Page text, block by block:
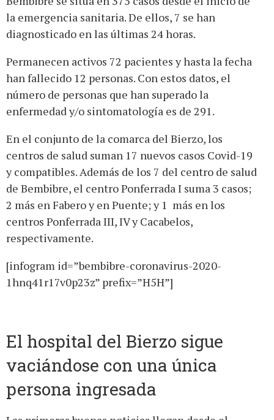
la emergencia sanitaria. De ellos, 7 se han
diagnosticado en las últimas 24 horas.
Permanecen activos 72 pacientes y hasta la fecha
han fallecido 12 personas. Con estos datos, el
número de personas que han superado la
enfermedad y/o sintomatología es de 291.
En el conjunto de la comarca del Bierzo, los
centros de salud suman 17 nuevos casos Covid-19
y compatibles. Además de los 7 del centro de salud
de Bembibre, el centro Ponferrada I suma 3 casos;
2 más en Fabero y en Puente; y 1 más en los
centros Ponferrada III, IV y Cacabelos,
respectivamente.
[infogram id=”bembibre-coronavirus-2020-
1hnq41r17v0p23z” prefix=”H5H”]
El hospital del Bierzo sigue
vaciándose con una única
persona ingresada